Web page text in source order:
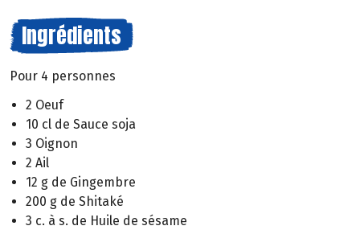
Ingrédients
Pour 4 personnes
2 Oeuf
10 cl de Sauce soja
3 Oignon
2 Ail
12 g de Gingembre
200 g de Shitaké
3 c. à s. de Huile de sésame